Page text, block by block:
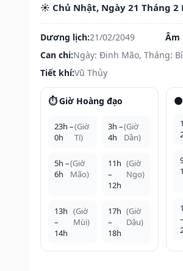
☀️ Chủ Nhật, Ngày 21 Tháng 2
Dương lịch:21/02/2049 Âm
Can chi:Ngày: Đinh Mão, Tháng:
Tiết khí:Vũ Thủy
⏱️ Giờ Hoàng đạo
23h –
0h
(Giờ
Tí)
3h –
4h
(Giờ
Dần)
5h –
6h
(Giờ
Mão)
11h
–
12h
(Giờ
Ngọ)
13h
–
14h
(Giờ
Mùi)
17h
–
18h
(Giờ
Dậu)
–